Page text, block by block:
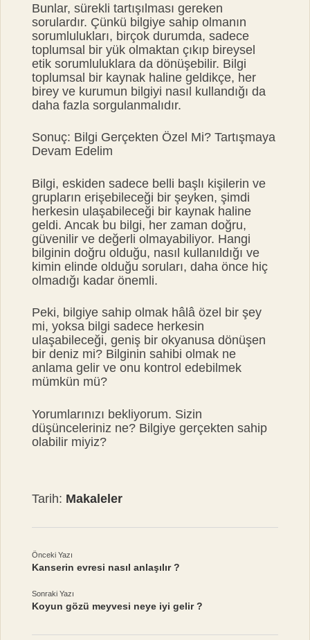
Bunlar, sürekli tartışılması gereken
sorulardır. Çünkü bilgiye sahip olmanın
sorumlulukları, birçok durumda, sadece
toplumsal bir yük olmaktan çıkıp bireysel
etik sorumluluklara da dönüşebilir. Bilgi
toplumsal bir kaynak haline geldikçe, her
birey ve kurumun bilgiyi nasıl kullandığı da
daha fazla sorgulanmalıdır.
Sonuç: Bilgi Gerçekten Özel Mi? Tartışmaya
Devam Edelim
Bilgi, eskiden sadece belli başlı kişilerin ve
grupların erişebileceği bir şeyken, şimdi
herkesin ulaşabileceği bir kaynak haline
geldi. Ancak bu bilgi, her zaman doğru,
güvenilir ve değerli olmayabiliyor. Hangi
bilginin doğru olduğu, nasıl kullanıldığı ve
kimin elinde olduğu soruları, daha önce hiç
olmadığı kadar önemli.
Peki, bilgiye sahip olmak hâlâ özel bir şey
mi, yoksa bilgi sadece herkesin
ulaşabileceği, geniş bir okyanusa dönüşen
bir deniz mi? Bilginin sahibi olmak ne
anlama gelir ve onu kontrol edebilmek
mümkün mü?
Yorumlarınızı bekliyorum. Sizin
düşünceleriniz ne? Bilgiye gerçekten sahip
olabilir miyiz?
Tarih: Makaleler
Önceki Yazı
Kanserin evresi nasıl anlaşılır ?
Sonraki Yazı
Koyun gözü meyvesi neye iyi gelir ?